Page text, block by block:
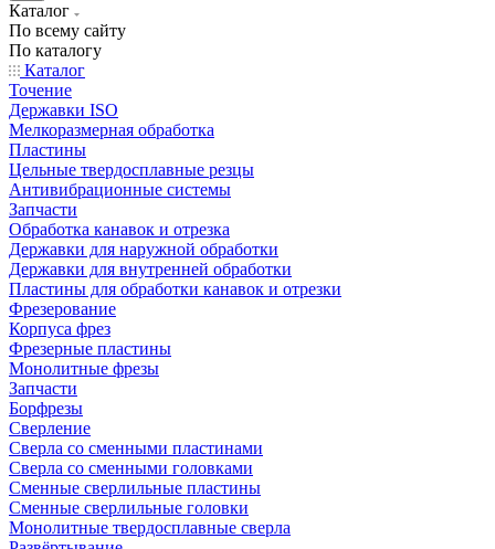
Каталог
По всему сайту
По каталогу
Каталог
Точение
Державки ISO
Мелкоразмерная обработка
Пластины
Цельные твердосплавные резцы
Антивибрационные системы
Запчасти
Обработка канавок и отрезка
Державки для наружной обработки
Державки для внутренней обработки
Пластины для обработки канавок и отрезки
Фрезерование
Корпуса фрез
Фрезерные пластины
Монолитные фрезы
Запчасти
Борфрезы
Сверление
Сверла со сменными пластинами
Сверла со сменными головками
Сменные сверлильные пластины
Сменные сверлильные головки
Монолитные твердосплавные сверла